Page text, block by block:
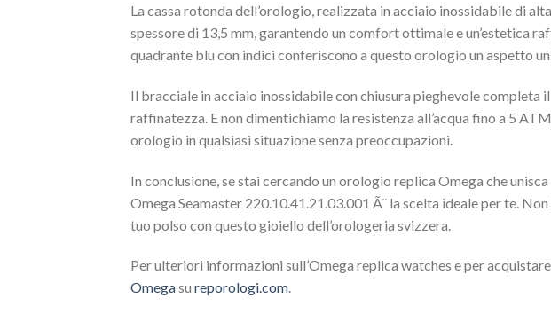
La cassa rotonda dell’orologio, realizzata in acciaio inossidabile di
spessore di 13,5 mm, garantendo un comfort ottimale e un’estetica
quadrante blu con indici conferiscono a questo orologio un aspetto
Il bracciale in acciaio inossidabile con chiusura pieghevole completa
raffinatezza. E non dimentichiamo la resistenza all’acqua fino a 5
orologio in qualsiasi situazione senza preoccupazioni.
In conclusione, se stai cercando un orologio replica Omega che
Omega Seamaster 220.10.41.21.03.001 Ã¨ la scelta ideale per te.
tuo polso con questo gioiello dell’orologeria svizzera.
Per ulteriori informazioni sull’Omega replica watches e per
Omegasu reporologi.com.